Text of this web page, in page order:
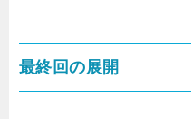
最終回の展開